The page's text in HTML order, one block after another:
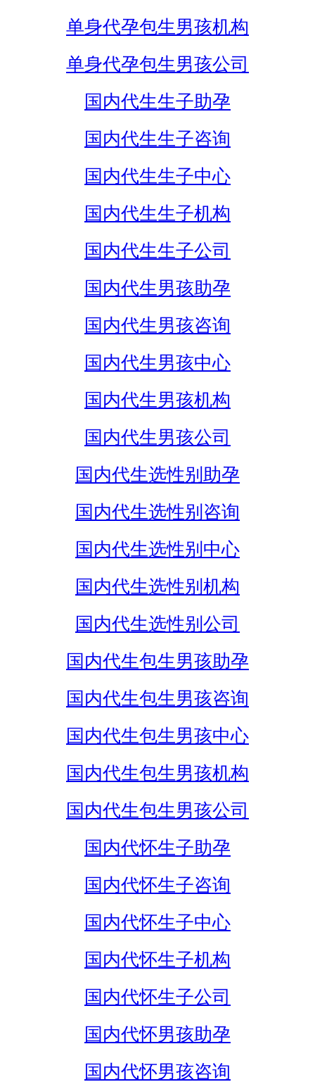
单身代孕包生男孩机构
单身代孕包生男孩公司
国内代生生子助孕
国内代生生子咨询
国内代生生子中心
国内代生生子机构
国内代生生子公司
国内代生男孩助孕
国内代生男孩咨询
国内代生男孩中心
国内代生男孩机构
国内代生男孩公司
国内代生选性别助孕
国内代生选性别咨询
国内代生选性别中心
国内代生选性别机构
国内代生选性别公司
国内代生包生男孩助孕
国内代生包生男孩咨询
国内代生包生男孩中心
国内代生包生男孩机构
国内代生包生男孩公司
国内代怀生子助孕
国内代怀生子咨询
国内代怀生子中心
国内代怀生子机构
国内代怀生子公司
国内代怀男孩助孕
国内代怀男孩咨询